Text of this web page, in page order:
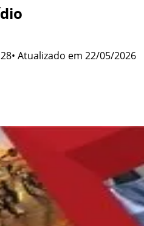
• Atualizado em 22/05/2026